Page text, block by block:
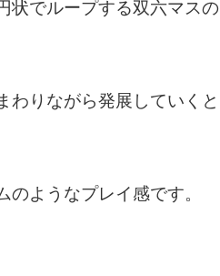
状でループする双六マスの
わりながら発展していくと
ようなプレイ感です。